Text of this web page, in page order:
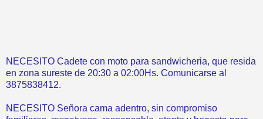
NECESITO Cadete con moto para sandwicheria, que resida
en zona sureste de 20:30 a 02:00Hs. Comunicarse al
3875838412.
NECESITO Señora cama adentro, sin compromiso